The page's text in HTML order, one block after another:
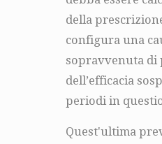
della
configura una
sopravvenuta di
dell’efficacia
periodi in
Quest'ultima